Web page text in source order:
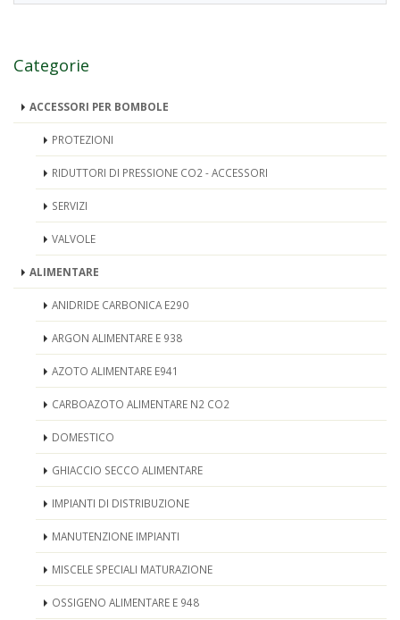
Categorie
ACCESSORI PER BOMBOLE
PROTEZIONI
RIDUTTORI DI PRESSIONE CO2 - ACCESSORI
SERVIZI
VALVOLE
ALIMENTARE
ANIDRIDE CARBONICA E290
ARGON ALIMENTARE E 938
AZOTO ALIMENTARE E941
CARBOAZOTO ALIMENTARE N2 CO2
DOMESTICO
GHIACCIO SECCO ALIMENTARE
IMPIANTI DI DISTRIBUZIONE
MANUTENZIONE IMPIANTI
MISCELE SPECIALI MATURAZIONE
OSSIGENO ALIMENTARE E 948